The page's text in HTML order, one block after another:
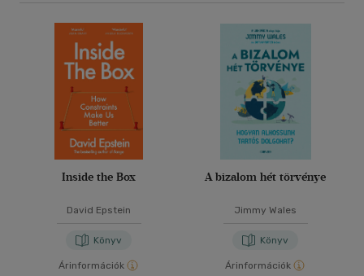
Inside the Box
David Epstein
Könyv
Árinformációk
A bizalom hét törvénye
Jimmy Wales
Könyv
Árinformációk